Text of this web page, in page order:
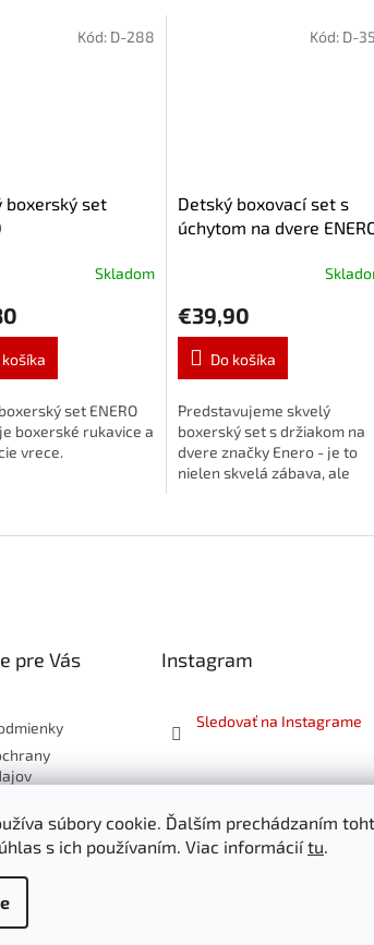
súbory cookie. Ďalším prechádzaním
s ich používaním. Viac informáciítu.
boxerský set
Skladom
košíka
set ENERO
boxerské rukavice a
vrece.
Kód: D-288
Detský boxovací set s
úchytom na dvere
€39,90
Do košíka
Predstavujeme skvelý
boxerský set s držiakom na
dvere značky Enero - je to
nielen skvelá zábava, ale
Kód: D-
pre Vás Instagram
Sledovať na Instagrame